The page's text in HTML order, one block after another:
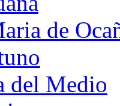
de
del Medio